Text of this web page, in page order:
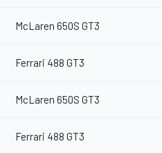
McLaren 650S GT3
Ferrari 488 GT3
McLaren 650S GT3
Ferrari 488 GT3